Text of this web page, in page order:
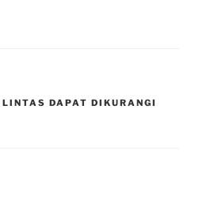
DAPAT DIKURANGI